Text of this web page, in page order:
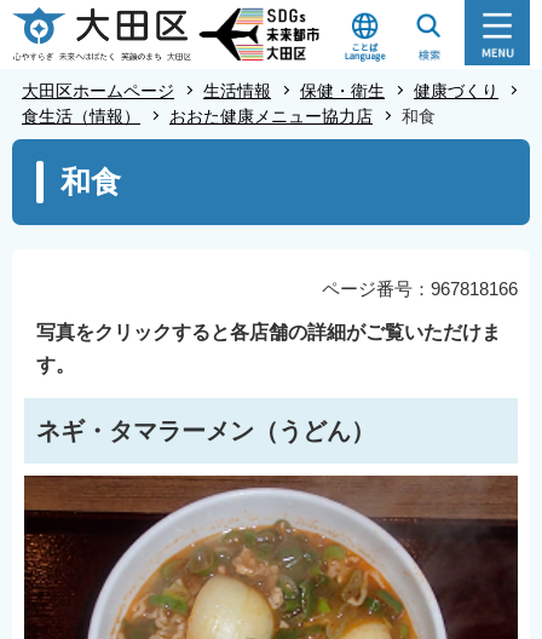
こ
の
ジ
大田区ホームページ 生活情報 保健・衛生
健康づくり
食生活（情報）
おおた健康メニュー協力店 和食
こ
和食
ページ番号：967818166
写真をクリックすると各店舗の詳細がご覧いただけま
す。
ネギ・タマラーメン（うどん）